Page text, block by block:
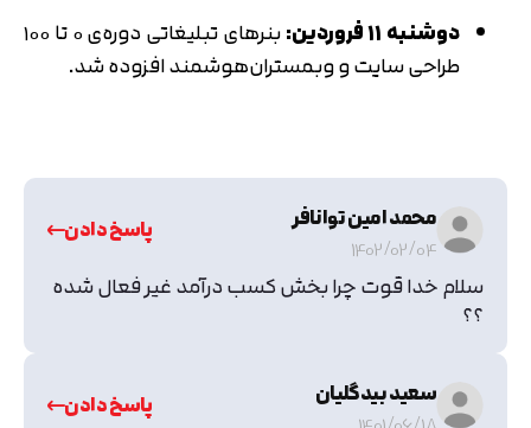
دوشنبه ۱۱ فروردین:
بنرهای تبلیغاتی دوره‌ی ۰ تا ۱۰۰
طراحی سایت و وبمستران‌هوشمند افزوده شد.
محمد امین توانافر
1402/02/04
پاسخ دادن
سلام خدا قوت چرا بخش کسب درآمد غیر فعال شده
؟؟
سعید بیدگلیان
پاسخ دادن